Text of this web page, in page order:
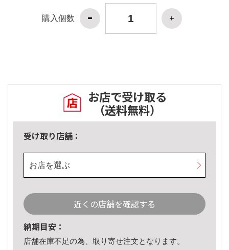
購入個数
お店で受け取る
（送料無料）
受け取り店舗：
お店を選ぶ
近くの店舗を確認する
納期目安：
店舗在庫不足の為、取り寄せ注文となります。